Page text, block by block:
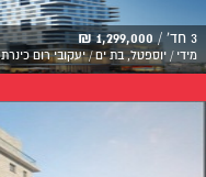
3 חד' / 1,299,000 ₪
מידי / יוספטל, בת ים / יעקובי רום כינרת